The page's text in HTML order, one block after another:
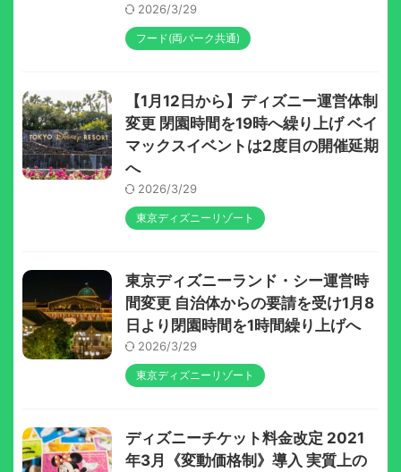
2026/3/29
フード(両パーク共通)
【1月12日から】ディズニー運営体制
変更 閉園時間を19時へ繰り上げ ベイ
マックスイベントは2度目の開催延期
へ
2026/3/29
東京ディズニーリゾート
東京ディズニーランド・シー運営時
間変更 自治体からの要請を受け1月8
日より閉園時間を1時間繰り上げへ
2026/3/29
東京ディズニーリゾート
ディズニーチケット料金改定 2021
年3月《変動価格制》導入 実質上の